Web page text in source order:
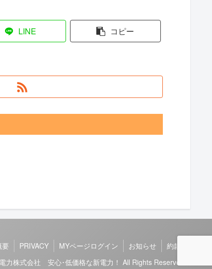
LINE コピー
要 PRIVACY MYページログイン お知らせ
約款
力株式会社 安心･低価格な新電力！ All Rights Reserved.